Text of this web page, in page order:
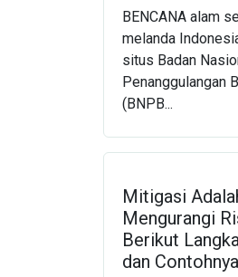
BENCANA alam
melanda
situs Badan
Penanggulangan
(BNPB...
Mitigasi
Mengurangi
Berikut
dan Contohnya